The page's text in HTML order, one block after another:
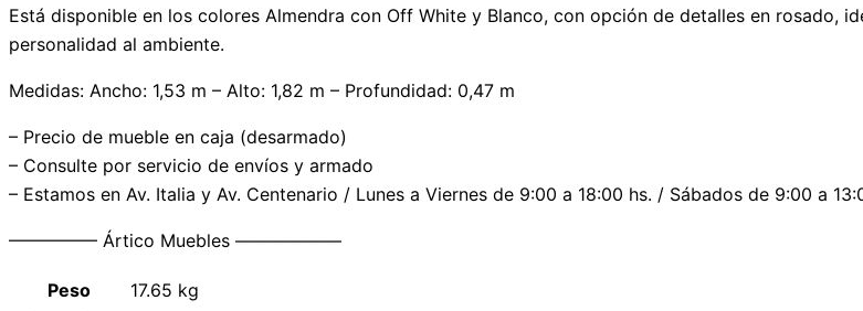
Está disponible en los colores Almendra con Off White y Blanco, con opción de detalles en rosado,
personalidad al ambiente.
Medidas: Ancho: 1,53 m – Alto: 1,82 m – Profundidad: 0,47 m
– Precio de mueble en caja (desarmado)
– Consulte por servicio de envíos y armado
– Estamos en Av. Italia y Av. Centenario / Lunes a Viernes de 9:00 a 18:00 hs. / Sábados de 9:00 a
————— Ártico Muebles ——————
Peso
17.65 kg